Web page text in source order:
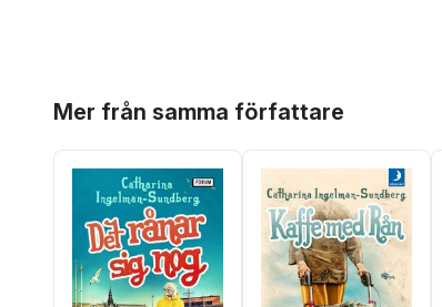
Mer från samma författare